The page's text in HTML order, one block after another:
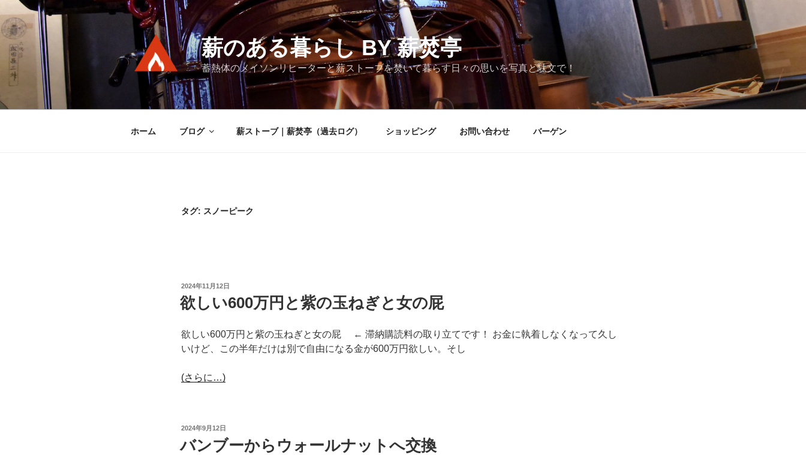
ン
テ
キ
薪のある暮らし BY 薪焚亭
蓄熱体のメイソンリヒーターと薪ストーブを焚いて暮らす日々の思いを写真と駄文で！
ホーム ブログ 薪ストーブ｜薪焚亭（過去ログ） ショッピング お問い合わせ バーゲン
タグ: スノーピーク
投
稿
日:
2024年11月12日
欲しい600万円と紫の玉ねぎと女の屁
欲しい600万円と紫の玉ねぎと女の屁 ← 滞納購読料の取り立てです！ お金に執着しなくなって久し
いけど、この半年だけは別で自由になる金が600万円欲しい。そし
(さらに…)
投
日:
2024年9月12日
バンブーからウォールナットへ交換